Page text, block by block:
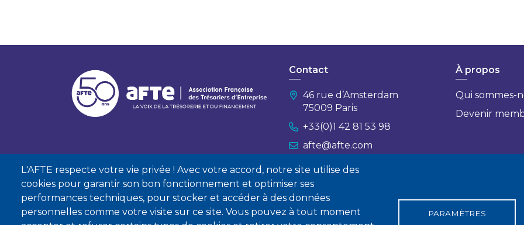
L'AFTE respecte votre vie privée ! Avec votre accord, notre site utilise des
cookies pour garantir son bon fonctionnement et optimiser ses
performances techniques, pour stocker et accéder à des données
personnelles comme votre visite sur ce site. Vous pouvez à tout moment
PARAMÈTRES
Contact
46 rue d’Amsterdam
75009 Paris
+33(0)1 42 81 53 98
afte@afte.com
Nous contacter
À propos
Qui sommes-
Devenir